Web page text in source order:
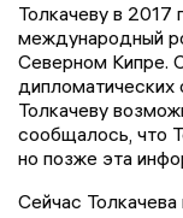
Толкачеву в 2017
международный
Северном Кипре.
дипломатических
Толкачеву
сообщалось, что
но позже эта
Сейчас